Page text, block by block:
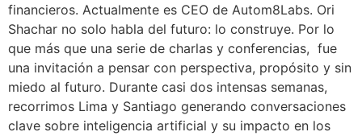
financieros. Actualmente es CEO de Autom8Labs. Ori
Shachar no solo habla del futuro: lo construye. Por lo
que más que una serie de charlas y conferencias, fue
una invitación a pensar con perspectiva, propósito y sin
miedo al futuro. Durante casi dos intensas semanas,
recorrimos Lima y Santiago generando conversaciones
clave sobre inteligencia artificial y su impacto en los